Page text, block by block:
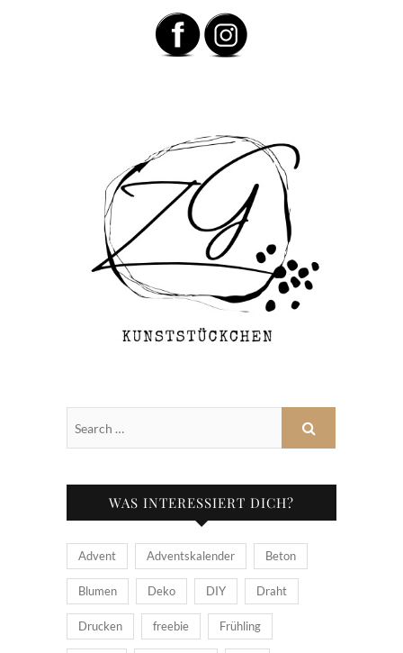
WAS INTERESSIERT DICH?
Advent Adventskalender Beton
Blumen Deko DIY Draht
Drucken freebie Frühling